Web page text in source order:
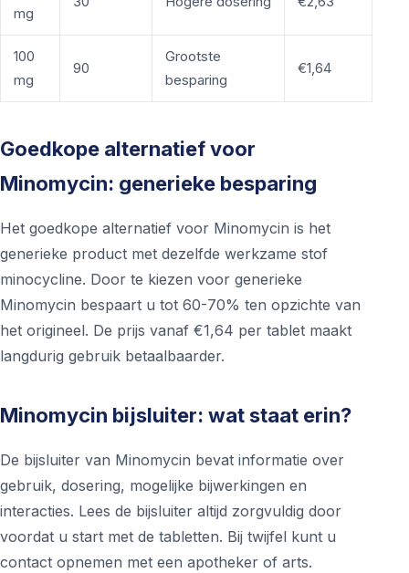
mg
100
mg
90
Grootste
besparing
€1,64
Goedkope alternatief voor
Minomycin: generieke besparing
Het goedkope alternatief voor Minomycin is het
generieke product met dezelfde werkzame stof
minocycline. Door te kiezen voor generieke
Minomycin bespaart u tot 60-70% ten opzichte van
het origineel. De prijs vanaf €1,64 per tablet maakt
langdurig gebruik betaalbaarder.
Minomycin bijsluiter: wat staat erin?
De bijsluiter van Minomycin bevat informatie over
gebruik, dosering, mogelijke bijwerkingen en
interacties. Lees de bijsluiter altijd zorgvuldig door
voordat u start met de tabletten. Bij twijfel kunt u
contact opnemen met een apotheker of arts.